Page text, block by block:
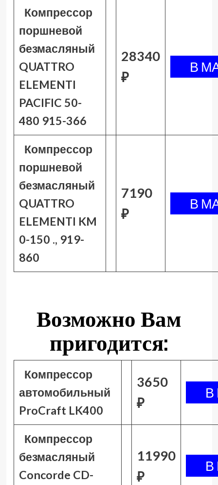
Компрессор
поршневой
безмасляный
QUATTRO
ELEMENTI
PACIFIC 50-
480 915-366
28340
₽
Компрессор
поршневой
безмасляный
QUATTRO
ELEMENTI KM
0-150 ., 919-
860
7190
₽
Возможно Вам
пригодится:
Компрессор
автомобильный
ProCraft LK400
3650
₽
Компрессор
безмасляный
Concorde CD-
11990
₽